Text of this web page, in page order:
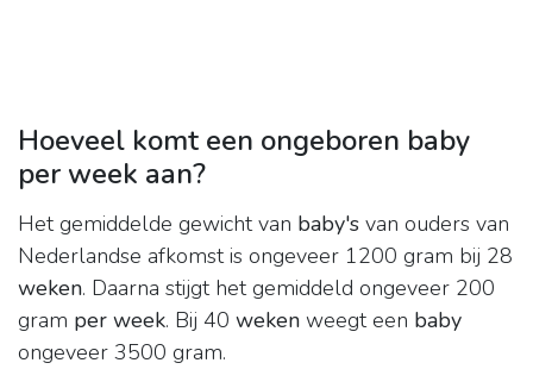
Hoeveel komt een ongeboren baby
per week aan?
Het gemiddelde gewicht van baby's van ouders van
Nederlandse afkomst is ongeveer 1200 gram bij 28
weken. Daarna stijgt het gemiddeld ongeveer 200
gram per week. Bij 40 weken weegt een baby
ongeveer 3500 gram.